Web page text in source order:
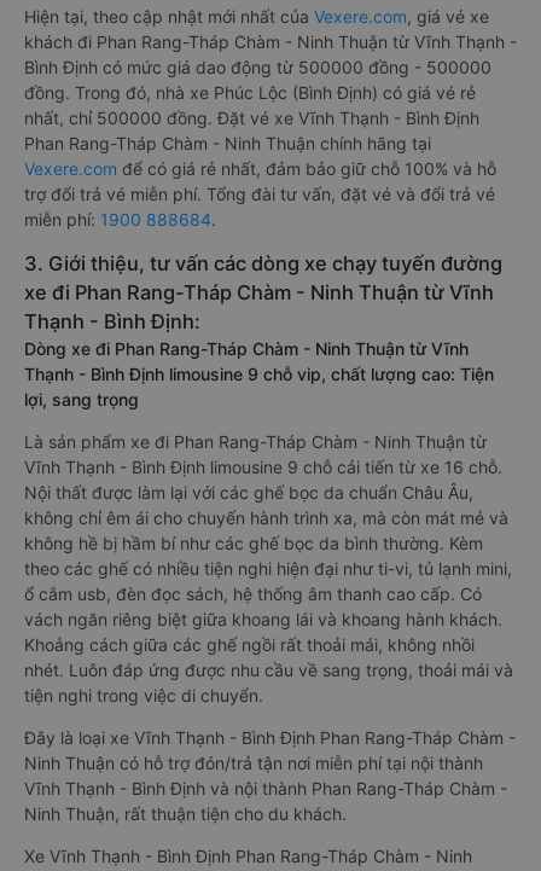
Hiện tại, theo cập nhật mới nhất của Vexere.com, giá vé xe
khách đi Phan Rang-Tháp Chàm - Ninh Thuận từ Vĩnh Thạnh -
Bình Định có mức giá dao động từ 500000 đồng - 500000
đồng. Trong đó, nhà xe Phúc Lộc (Bình Định) có giá vé rẻ
nhất, chỉ 500000 đồng. Đặt vé xe Vĩnh Thạnh - Bình Định
Phan Rang-Tháp Chàm - Ninh Thuận chính hãng tại
Vexere.com để có giá rẻ nhất, đảm bảo giữ chỗ 100% và hỗ
trợ đổi trả vé miễn phí. Tổng đài tư vấn, đặt vé và đổi trả vé
miễn phí: 1900 888684.
3. Giới thiệu, tư vấn các dòng xe chạy tuyến đường
xe đi Phan Rang-Tháp Chàm - Ninh Thuận từ Vĩnh
Thạnh - Bình Định:
Dòng xe đi Phan Rang-Tháp Chàm - Ninh Thuận từ Vĩnh
Thạnh - Bình Định limousine 9 chỗ vip, chất lượng cao: Tiện
lợi, sang trọng
Là sản phẩm xe đi Phan Rang-Tháp Chàm - Ninh Thuận từ
Vĩnh Thạnh - Bình Định limousine 9 chỗ cải tiến từ xe 16 chỗ.
Nội thất được làm lại với các ghế bọc da chuẩn Châu Âu,
không chỉ êm ái cho chuyến hành trình xa, mà còn mát mẻ và
không hề bị hầm bí như các ghế bọc da bình thường. Kèm
theo các ghế có nhiều tiện nghi hiện đại như ti-vi, tủ lạnh mini,
ổ cắm usb, đèn đọc sách, hệ thống âm thanh cao cấp. Có
vách ngăn riêng biệt giữa khoang lái và khoang hành khách.
Khoảng cách giữa các ghế ngồi rất thoải mái, không nhồi
nhét. Luôn đáp ứng được nhu cầu về sang trọng, thoải mái và
tiện nghi trong việc di chuyển.
Đây là loại xe Vĩnh Thạnh - Bình Định Phan Rang-Tháp Chàm -
Ninh Thuận có hỗ trợ đón/trả tận nơi miễn phí tại nội thành
Vĩnh Thạnh - Bình Định và nội thành Phan Rang-Tháp Chàm -
Ninh Thuận, rất thuận tiện cho du khách.
Xe Vĩnh Thạnh - Bình Định Phan Rang-Tháp Chàm - Ninh